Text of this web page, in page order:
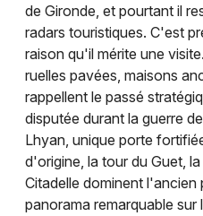
de Gironde, et pourtant il
radars touristiques. C'est
raison qu'il mérite une
ruelles pavées, maisons
rappellent le passé
disputée durant la guerre
Lhyan, unique porte
d'origine, la tour du Guet,
Citadelle dominent
panorama remarquable sur